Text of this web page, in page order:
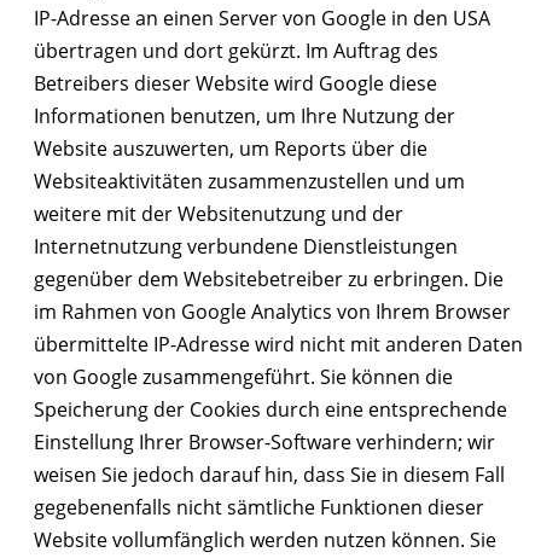
IP-Adresse an einen Server von Google in den USA
übertragen und dort gekürzt. Im Auftrag des
Betreibers dieser Website wird Google diese
Informationen benutzen, um Ihre Nutzung der
Website auszuwerten, um Reports über die
Websiteaktivitäten zusammenzustellen und um
weitere mit der Websitenutzung und der
Internetnutzung verbundene Dienstleistungen
gegenüber dem Websitebetreiber zu erbringen. Die
im Rahmen von Google Analytics von Ihrem Browser
übermittelte IP-Adresse wird nicht mit anderen Daten
von Google zusammengeführt. Sie können die
Speicherung der Cookies durch eine entsprechende
Einstellung Ihrer Browser-Software verhindern; wir
weisen Sie jedoch darauf hin, dass Sie in diesem Fall
gegebenenfalls nicht sämtliche Funktionen dieser
Website vollumfänglich werden nutzen können. Sie